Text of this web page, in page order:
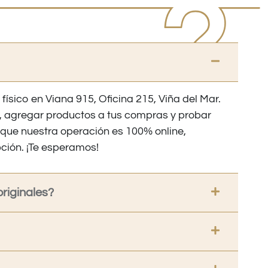
en Viana 915, Oficina 215, Viña del Mar.
agregar productos a tus compras y probar
nuestra operación es 100% online,
¡Te esperamos!